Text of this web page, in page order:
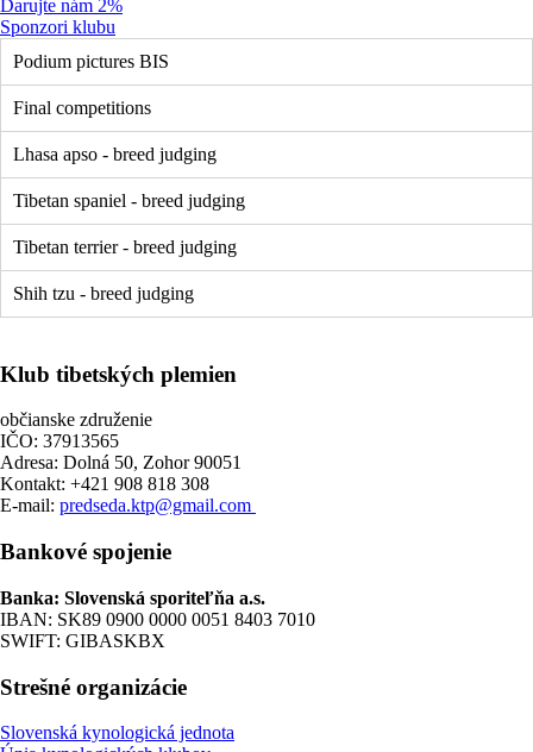
Darujte nám 2%
Sponzori klubu
Podium pictures BIS
Final competitions
Lhasa apso - breed judging
Tibetan spaniel - breed judging
Tibetan terrier - breed judging
Shih tzu - breed judging
Klub tibetských plemien
občianske združenie
IČO: 37913565
Adresa: Dolná 50, Zohor 90051
Kontakt: +421 908 818 308
E-mail: predseda.ktp@gmail.com
Bankové spojenie
Banka: Slovenská sporiteľňa a.s.
IBAN: SK89 0900 0000 0051 8403 7010
SWIFT: GIBASKBX
Strešné organizácie
Slovenská kynologická jednota